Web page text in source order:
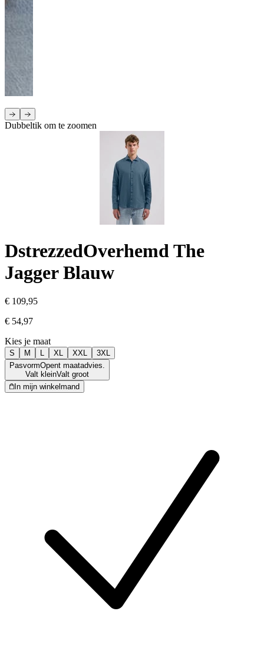
Dubbeltik om te zoomen
DstrezzedOverhemd The
Jagger Blauw
€ 109,95
€ 54,97
Kies je maat
S M L XL XXL
3XL
PasvormOpent maatadvies.
Valt kleinValt groot
In mijn winkelmand